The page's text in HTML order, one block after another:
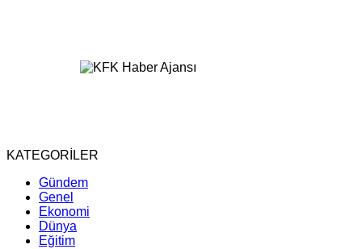
KATEGORİLER
Gündem
Genel
Ekonomi
Dünya
Eğitim